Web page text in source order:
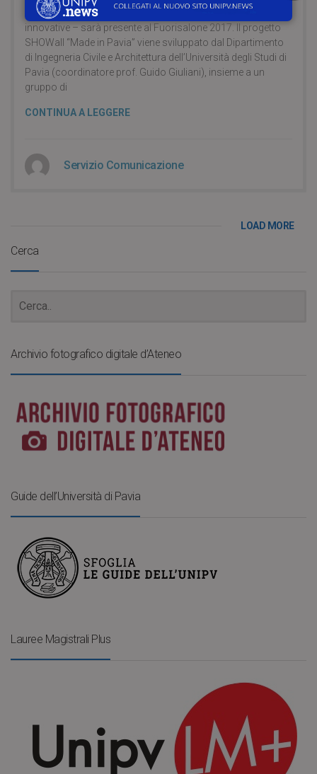
progetto di pareti, soluzioni di arredo e di illuminazione
innovative – sarà presente al Fuorisalone 2017. Il progetto
SHOWall “Made in Pavia” viene sviluppato dal Dipartimento
di Ingegneria Civile e Architettura dell’Università degli Studi di
Pavia (coordinatore prof. Guido Giuliani), insieme a un
gruppo di
CONTINUA A LEGGERE
Servizio Comunicazione
LOAD MORE
Cerca
Archivio fotografico digitale d’Ateneo
Guide dell’Università di Pavia
Lauree Magistrali Plus